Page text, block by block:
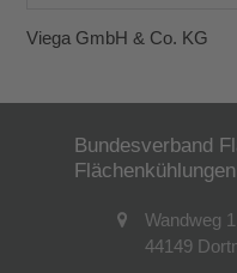
Viega GmbH & Co. KG
Bundesverband
Wandweg 1
44149